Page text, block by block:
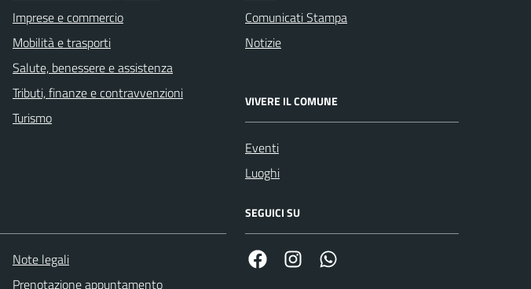
Imprese e commercio
Mobilità e trasporti
Salute, benessere e assistenza
Tributi, finanze e contravvenzioni
Turismo
Comunicati Stampa
Notizie
VIVERE IL COMUNE
Eventi
Luoghi
Note legali
Prenotazione appuntamento
SEGUICI SU
Facebook Link Instagram